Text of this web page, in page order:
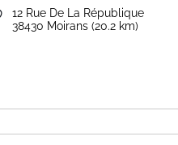
12 Rue De La République
38430 Moirans (20.2 km)